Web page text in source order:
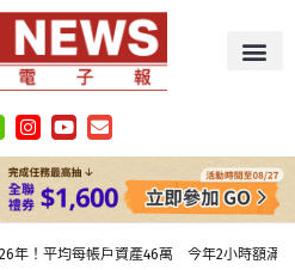
年！平均每帳戶資產46萬 今年2小時額滿